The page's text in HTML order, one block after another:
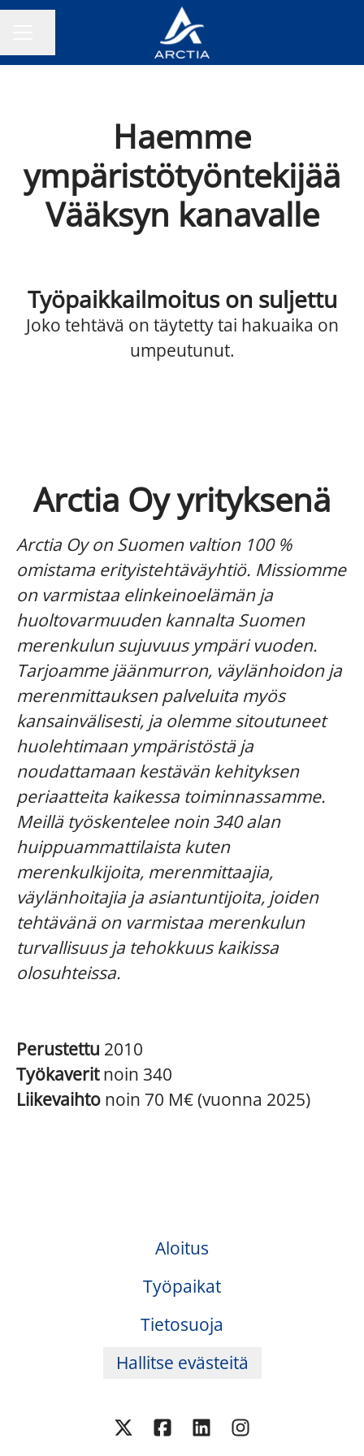
Haemme
ympäristötyöntekijää
Vääksyn kanavalle
Työpaikkailmoitus on suljettu
Joko tehtävä on täytetty tai hakuaika on
umpeutunut.
Arctia Oy yrityksenä
Arctia Oy on Suomen valtion 100 %
omistama erityistehtäväyhtiö. Missiomme
on varmistaa elinkeinoelämän ja
huoltovarmuuden kannalta Suomen
merenkulun sujuvuus ympäri vuoden.
Tarjoamme jäänmurron, väylänhoidon ja
merenmittauksen palveluita myös
kansainvälisesti, ja olemme sitoutuneet
huolehtimaan ympäristöstä ja
noudattamaan kestävän kehityksen
periaatteita kaikessa toiminnassamme.
Meillä työskentelee noin 340 alan
huippuammattilaista kuten
merenkulkijoita, merenmittaajia,
väylänhoitajia ja asiantuntijoita, joiden
tehtävänä on varmistaa merenkulun
turvallisuus ja tehokkuus kaikissa
olosuhteissa.
Perustettu 2010
Työkaveritnoin 340
Liikevaihto noin 70 M€ (vuonna 2025)
Aloitus
Työpaikat
Tietosuoja
Hallitse evästeitä